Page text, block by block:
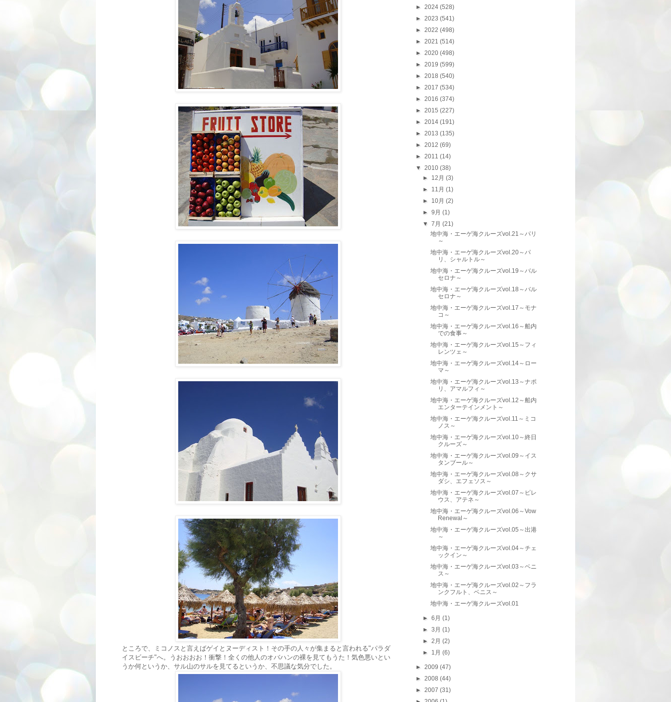
ところで、ミコノスと言えばゲイとヌーディスト！その手の人々が集まると言われる"パラダ
イスビーチ"へ。うおおおお！衝撃！全くの他人のオバハンの裸を見てもうた！気色悪いとい
うか何というか、サル山のサルを見てるというか、不思議な気分でした。
► 2024 (528)
► 2023 (541)
► 2022 (498)
► 2021 (514)
► 2020 (498)
► 2019 (599)
► 2018 (540)
► 2017 (534)
► 2016 (374)
► 2015 (227)
► 2014 (191)
► 2013 (135)
► 2012 (69)
► 2011 (14)
▼ 2010 (38)
► 12月(3)
► 11月(1)
► 10月(2)
►9月(1)
▼7月(21)
地中海・エーゲ海クルーズvol.21～パリ
～
地中海・エーゲ海クルーズvol.20～パ
リ、シャルトル～
地中海・エーゲ海クルーズvol.19～バル
セロナ～
地中海・エーゲ海クルーズvol.18～バル
セロナ～
地中海・エーゲ海クルーズvol.17～モナ
コ～
地中海・エーゲ海クルーズvol.16～船内
での食事～
地中海・エーゲ海クルーズvol.15～フィ
レンツェ～
地中海・エーゲ海クルーズvol.14～ロー
マ～
地中海・エーゲ海クルーズvol.13～ナポ
リ、アマルフィ～
地中海・エーゲ海クルーズvol.12～船内
エンターテインメント～
地中海・エーゲ海クルーズvol.11～ミコ
ノス～
地中海・エーゲ海クルーズvol.10～終日
クルーズ～
地中海・エーゲ海クルーズvol.09～イス
タンブール～
地中海・エーゲ海クルーズvol.08～クサ
ダシ、エフェソス～
地中海・エーゲ海クルーズvol.07～ピレ
ウス、アテネ～
地中海・エーゲ海クルーズvol.06～Vow
Renewal～
地中海・エーゲ海クルーズvol.05～出港
～
地中海・エーゲ海クルーズvol.04～チェ
ックイン～
地中海・エーゲ海クルーズvol.03～ベニ
ス～
地中海・エーゲ海クルーズvol.02～フラ
ンクフルト、ベニス～
地中海・エーゲ海クルーズvol.01
►6月(1)
►3月(1)
►2月(2)
► 1月(6)
► 2009 (47)
► 2008 (44)
► 2007 (31)